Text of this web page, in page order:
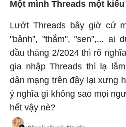
Một mình Threads một
Lướt Threads bây giờ cứ
"bảnh", "thắm", "sen",... ai
đầu tháng 2/2024 thì rõ
gia nhập Threads thì lạ
dân mạng trên đây lại xưng
ý nghĩa gì không sao mọi
hết vậy nè?